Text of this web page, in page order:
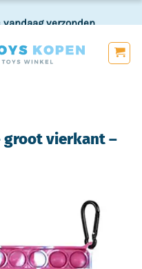
betalen
groot vierkant –